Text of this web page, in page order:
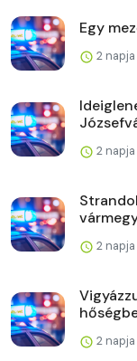
Egy
2
2
2
2